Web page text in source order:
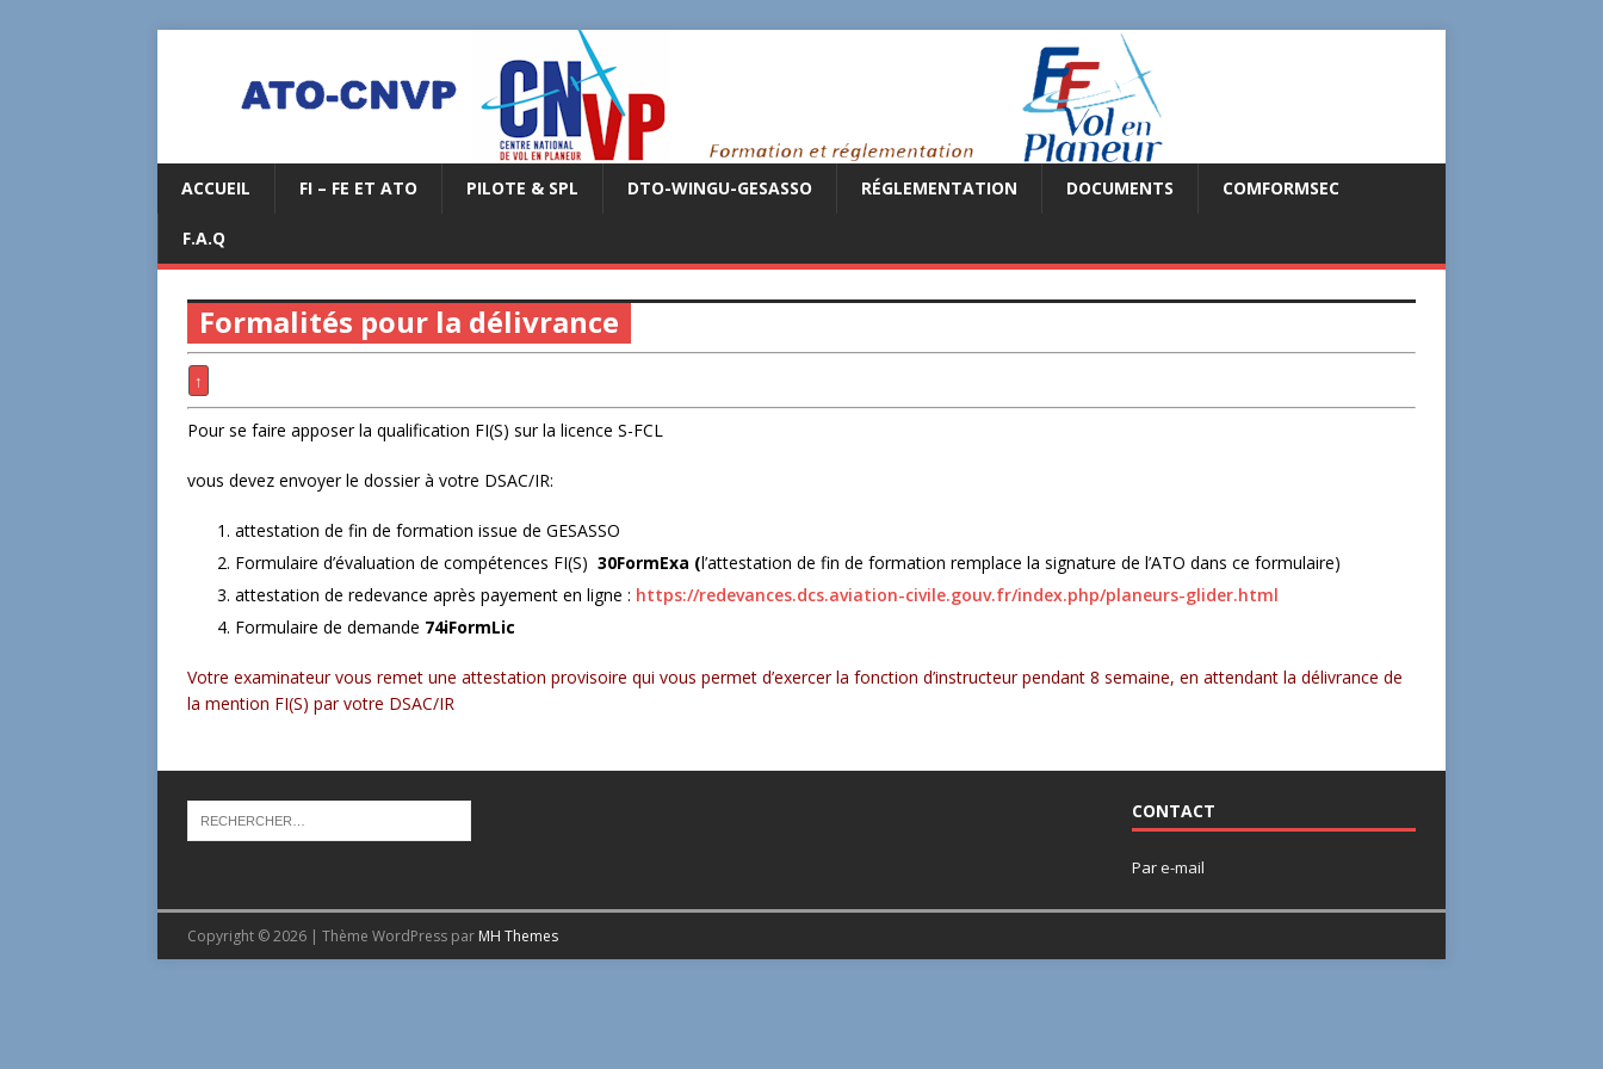
ACCUEIL FI – FE ET ATO PILOTE & SPL DTO-WINGU-GESASSO RÉGLEMENTATION DOCUMENTS COMFORMSEC
F.A.Q
Formalités pour la délivrance
↑
Pour se faire apposer la qualification FI(S) sur la licence S-FCL
vous devez envoyer le dossier à votre DSAC/IR:
attestation de fin de formation issue de GESASSO
Formulaire d’évaluation de compétences FI(S) 30FormExa (l’attestation de fin de formation remplace la signature de l’ATO dans ce formulaire)
attestation de redevance après payement en ligne : https://redevances.dcs.aviation-civile.gouv.fr/index.php/planeurs-glider.html
Formulaire de demande 74iFormLic
Votre examinateur vous remet une attestation provisoire qui vous permet d’exercer la fonction d’instructeur pendant 8 semaine, en attendant la délivrance de
la mention FI(S) par votre DSAC/IR
CONTACT
Par e-mail
Copyright © 2026 | Thème WordPress par MH Themes